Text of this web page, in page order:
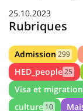
25.10.2023
Rubriques
Admission 299
HED_people25
Visa et migration
culture 10